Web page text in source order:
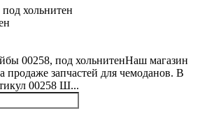
00258, под хольнитенНаш магазин
продаже запчастей для чемоданов. В
00258 Ш...